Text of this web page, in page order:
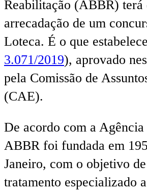
Reabilitação (ABBR) terá
arrecadação de um
Loteca. É o que
3.071/2019), aprovado
pela Comissão de
(CAE).
De acordo com a Agência
ABBR foi fundada em
Janeiro, com o objetivo
tratamento especializado